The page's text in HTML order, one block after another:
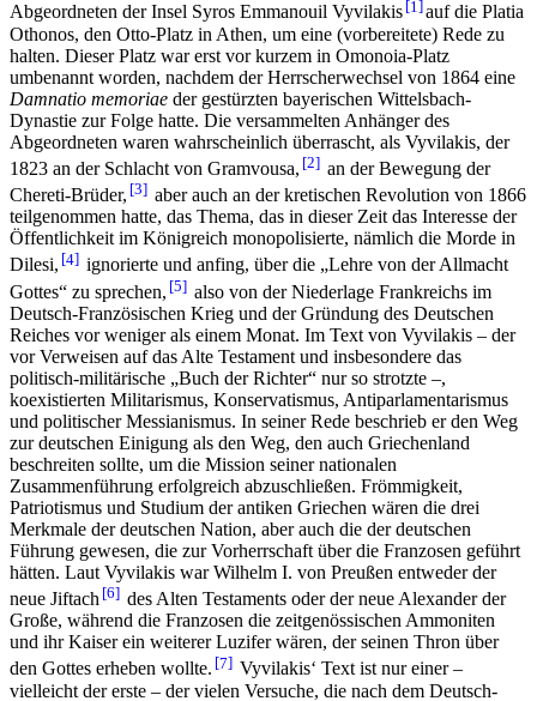
Abgeordneten der Insel Syros Emmanouil Vyvilakis 1 auf die Platia
Othonos, den Otto-Platz in Athen, um eine (vorbereitete) Rede zu
halten. Dieser Platz war erst vor kurzem in Omonoia-Platz
umbenannt worden, nachdem der Herrscherwechsel von 1864 eine
Damnatio memoriae der gestürzten bayerischen Wittelsbach-
Dynastie zur Folge hatte. Die versammelten Anhänger des
Abgeordneten waren wahrscheinlich überrascht, als Vyvilakis, der
1823 an der Schlacht von Gramvousa, 2
an der Bewegung der
Chereti-Brüder, 3
aber auch an der kretischen Revolution von 1866
teilgenommen hatte, das Thema, das in dieser Zeit das Interesse der
Öffentlichkeit im Königreich monopolisierte, nämlich die Morde in
Dilesi, 4
ignorierte und anfing, über die „Lehre von der Allmacht
Gottes“ zu sprechen, 5
also von der Niederlage Frankreichs im
Deutsch-Französischen Krieg und der Gründung des Deutschen
Reiches vor weniger als einem Monat. Im Text von Vyvilakis – der
vor Verweisen auf das Alte Testament und insbesondere das
politisch-militärische „Buch der Richter“ nur so strotzte –,
koexistierten Militarismus, Konservatismus, Antiparlamentarismus
und politischer Messianismus. In seiner Rede beschrieb er den Weg
zur deutschen Einigung als den Weg, den auch Griechenland
beschreiten sollte, um die Mission seiner nationalen
Zusammenführung erfolgreich abzuschließen. Frömmigkeit,
Patriotismus und Studium der antiken Griechen wären die drei
Merkmale der deutschen Nation, aber auch die der deutschen
Führung gewesen, die zur Vorherrschaft über die Franzosen geführt
hätten. Laut Vyvilakis war Wilhelm I. von Preußen entweder der
neue Jiftach 6
des Alten Testaments oder der neue Alexander der
Große, während die Franzosen die zeitgenössischen Ammoniten
und ihr Kaiser ein weiterer Luzifer wären, der seinen Thron über
den Gottes erheben wollte. 7
Vyvilakis‘ Text ist nur einer –
vielleicht der erste – der vielen Versuche, die nach dem Deutsch-